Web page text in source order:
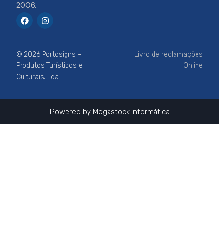
2006.
F
a
e
b
o
o
k
I
n
t
a
g
r
a
m
© 2026 Portosigns –
Produtos Turísticos e
Culturais, Lda
Livro de reclamações
Online
Powered by Megastock Informática